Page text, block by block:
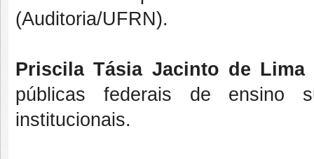
(Auditoria/UFRN).
Priscila Tásia Jacinto de Lima
públicas federais de ensino
institucionais.